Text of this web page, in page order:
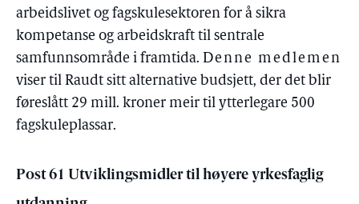
arbeidslivet og fagskulesektoren for å sikra
kompetanse og arbeidskraft til sentrale
samfunnsområde i framtida. Denne medlemen
viser til Raudt sitt alternative budsjett, der det blir
føreslått 29 mill. kroner meir til ytterlegare 500
fagskuleplassar.
Post 61 Utviklingsmidler til høyere yrkesfaglig